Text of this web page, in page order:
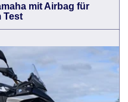
mit Airbag für
Test